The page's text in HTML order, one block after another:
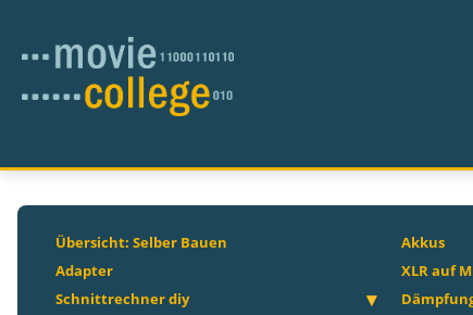
Übersicht: Selber Bauen Akkus
Adapter
XLR auf
Schnittrechner diy